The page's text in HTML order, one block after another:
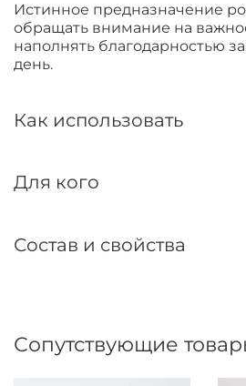
Истинное предназначение
обращать внимание на
наполнять благодарностью
день.
Как использовать
Для кого
Состав и свойства
Сопутствующие